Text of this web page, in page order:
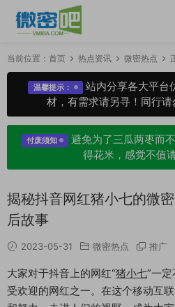
当前位置： 首页 热点资讯 微密热点
温馨提示：
站内分享各大平台
材，有需求请另寻！同行请
付废须知
避免为了三瓜两枣而
得花米，感觉不值
揭秘抖音网红猪小七的微
后故事
2023-05-31 微密热点 推广
大家对于抖音上的网红“猪小七”一
受欢迎的网红之一。在这个移动互